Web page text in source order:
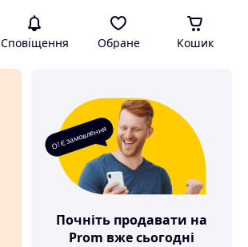
Сповіщення Обране Кошик
О! Є замовлення
Почніть продавати на
Prom вже сьогодні